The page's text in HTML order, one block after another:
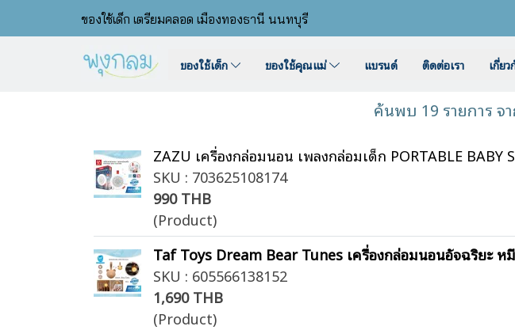
ของใช้เด็ก เตรียมคลอด เมืองทองธานี นนทบุรี
ของใช้เด็ก ของใช้คุณแม่ แบรนด์ ติดต่อเรา เกี่ยว
ค้นพบ 19 รายการ จ
ZAZU เครื่องกล่อมนอน เพลงกล่อมเด็ก PORTABLE BABY
SKU : 703625108174
990 THB
(Product)
Taf Toys Dream Bear Tunes เครื่องกล่อมนอนอัจฉริยะ
SKU : 605566138152
1,690 THB
(Product)